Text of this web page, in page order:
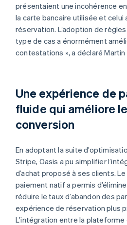
présentaient une incohérence
la carte bancaire utilisée et celui
réservation. L’adoption de
type de cas a énormément
contestations », a déclaré Martin
Une expérience de
fluide qui améliore
conversion
En adoptant la suite
Stripe, Oasis a pu simplifier
d’achat proposé à ses clients.
paiement natif a permis
réduire le taux d’abandon des
expérience de réservation plus
L’intégration entre la